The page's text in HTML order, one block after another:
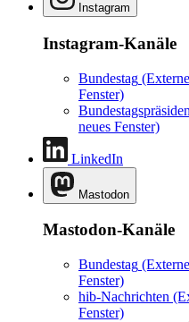
Instagram
Instagram-Kanäle
Bundestag
Fenster)
neues Fenster)
LinkedIn
Mastodon
Mastodon-Kanäle
Bundestag
Fenster)
hib-Nachrichten
Fenster)